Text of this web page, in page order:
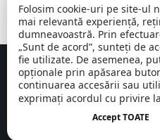
08:00 -
14:00
Concept realizat deBig
Folosim cookie-uri pe site-ul
mai relevantă experiență,
dumneavoastră. Prin
„Sunt de acord”, sunteți de
fie utilizate. De asemenea,
opționale prin apăsarea
continuarea accesării sau
exprimați acordul cu privire la
Accept TOATE